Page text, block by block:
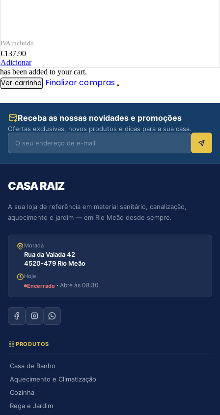
€137.90
Adicionar
has been added to your cart.
Ver carrinho Finalizar compras
Receba as nossas novidades e promoções
Ofertas exclusivas, novos produtos e dicas para a sua casa.
CASA RAIZ
A sua loja de referência em material sanitário, canalização,
aquecimento e jardim — em Rio Meão desde sempre.
Morada
Rua da Valada 42
4520-479 Rio Meão
Hoje
Encerrado · Abre às 08:30
PRODUTOS
Casa de Banho
Aquecimento e Climatização
Cozinha
Rega e Jardim